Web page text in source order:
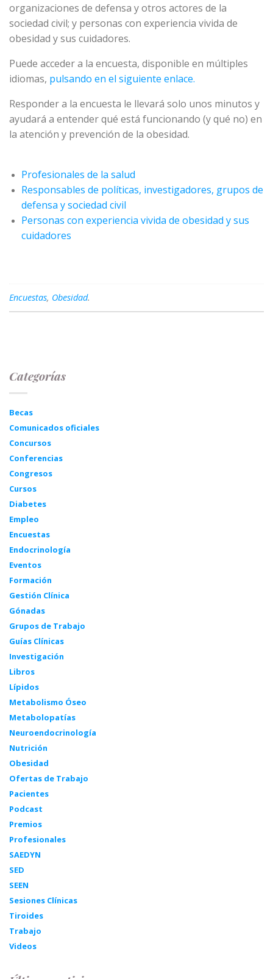
organizaciones de defensa y otros actores de la
sociedad civil; y personas con experiencia vivida de
obesidad y sus cuidadores.
Puede acceder a la encuesta, disponible en múltiples
idiomas, pulsando en el siguiente enlace.
Responder a la encuesta le llevará solo unos minutos y
ayudará a entender qué está funcionando (y qué no) en
la atención y prevención de la obesidad.
Profesionales de la salud
Responsables de políticas, investigadores, grupos de
defensa y sociedad civil
Personas con experiencia vivida de obesidad y sus
cuidadores
Encuestas, Obesidad.
Categorías
Becas
Comunicados oficiales
Concursos
Conferencias
Congresos
Cursos
Diabetes
Empleo
Encuestas
Endocrinología
Eventos
Formación
Gestión Clínica
Gónadas
Grupos de Trabajo
Guías Clínicas
Investigación
Libros
Lípidos
Metabolismo Óseo
Metabolopatías
Neuroendocrinología
Nutrición
Obesidad
Ofertas de Trabajo
Pacientes
Podcast
Premios
Profesionales
SAEDYN
SED
SEEN
Sesiones Clínicas
Tiroides
Trabajo
Videos